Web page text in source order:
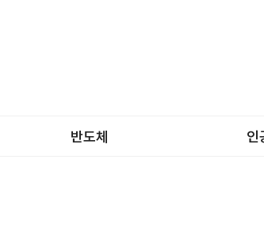
반도체 인